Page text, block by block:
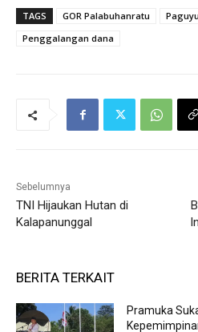
TAGS GOR Palabuhanratu
Penggalangan dana
Sebelumnya
TNI Hijaukan Hutan di
Kalapanunggal
BERITA TERKAIT
Pramuka